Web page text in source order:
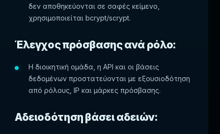
δεν αποθηκεύονται σε σαφές κείμενο,
χρησιμοποιείται bcrypt/scrypt.
Έλεγχος πρόσβασης ανά ρόλο:
Η διοικητική ομάδα, η API και οι βάσεις
δεδομένων προστατεύονται με εξουσιοδότηση
από ρόλους, IP και μάρκες πρόσβασης.
Αδειοδότηση βάσει αδειών: